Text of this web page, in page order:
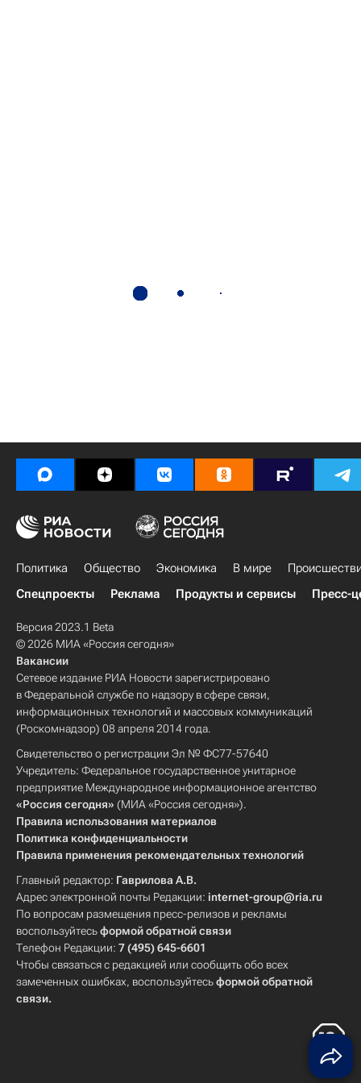
Политика Общество Экономика В мире
Спецпроекты
Реклама Продукты и сервисы Пресс-
Версия 2023.1 Beta
© 2026 МИА «Россия сегодня»
Вакансии
Сетевое издание РИА Новости зарегистрировано
в Федеральной службе по надзору в сфере связи,
информационных технологий и массовых коммуникаций
(Роскомнадзор) 08 апреля 2014 года.
Свидетельство о регистрации Эл № ФС77-57640
Учредитель: Федеральное государственное унитарное
предприятие Международное информационное агентство
«Россия сегодня» (МИА «Россия сегодня»).
Правила использования материалов
Политика конфиденциальности
Правила применения рекомендательных технологий
Главный редактор: Гаврилова А.В.
Адрес электронной почты Редакции: internet-group@ria.ru
По вопросам размещения пресс-релизов и рекламы
воспользуйтесьформой обратной связи
Телефон Редакции: 7 (495) 645-6601
Чтобы связаться с редакцией или сообщить обо всех
замеченных ошибках, воспользуйтесьформой обратной
связи.